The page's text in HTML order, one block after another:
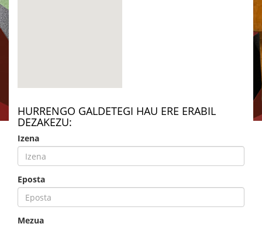
HURRENGO GALDETEGI HAU ERE ERABIL
DEZAKEZU:
Izena
Eposta
Mezua